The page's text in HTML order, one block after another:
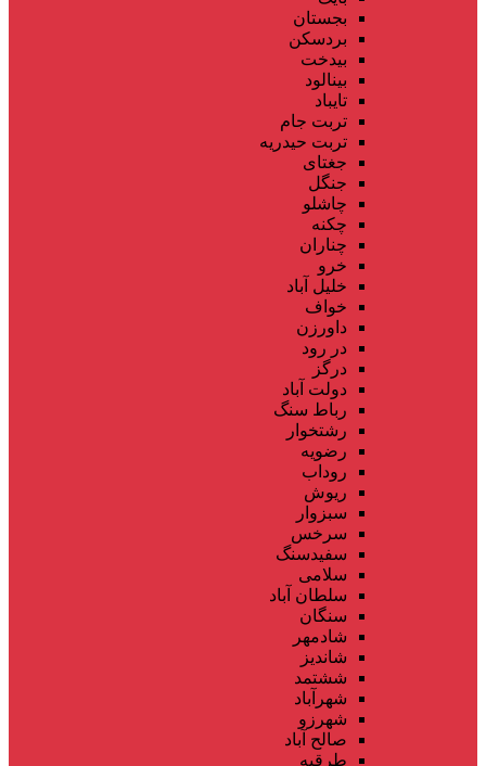
بجستان
بردسکن
بیدخت
بینالود
تایباد
تربت جام
تربت حیدریه
جغتای
جنگل
چاشلو
چکنه
چناران
خرو
خلیل آباد
خواف
داورزن
در رود
درگز
دولت آباد
رباط سنگ
رشتخوار
رضویه
روداب
ریوش
سبزوار
سرخس
سفیدسنگ
سلامی
سلطان آباد
سنگان
شادمهر
شاندیز
ششتمد
شهرآباد
شهرزو
صالح آباد
طرقبه